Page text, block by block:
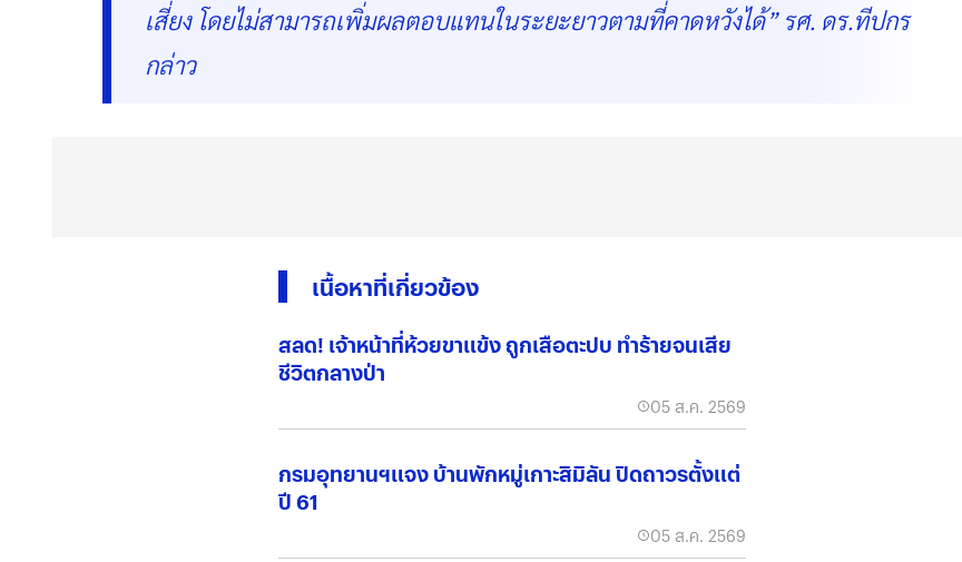
เสี่ยง โดยไม่สามารถเพิ่มผลตอบแทนในระยะยาวตามที่คาดหวังได้” รศ. ดร.ทีปกร
กล่าว
เนื้อหาที่เกี่ยวข้อง
สลด! เจ้าหน้าที่ห้วยขาแข้ง ถูกเสือตะปบ ทำร้ายจนเสีย
ชีวิตกลางป่า
05 ส.ค. 2569
กรมอุทยานฯแจง บ้านพักหมู่เกาะสิมิลัน ปิดถาวรตั้งแต่
ปี 61
05 ส.ค. 2569